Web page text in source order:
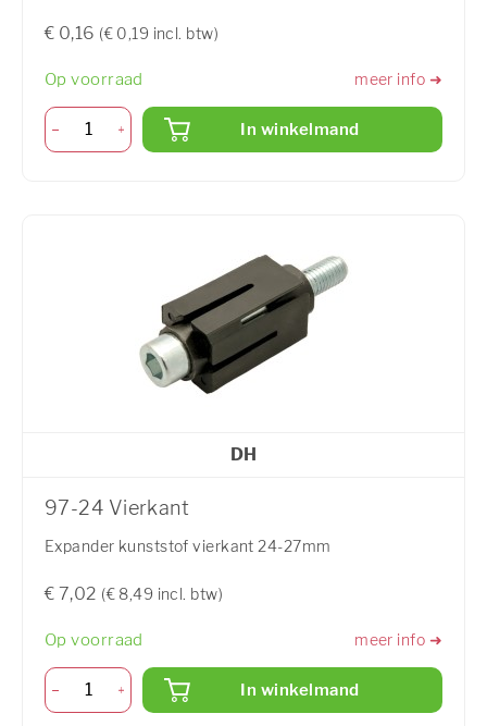
€ 0,16 (€ 0,19 incl. btw)
Op voorraad meer info ➜
In winkelmand
DH
97-24 Vierkant
Expander kunststof vierkant 24-27mm
€ 7,02 (€ 8,49 incl. btw)
Op voorraad meer info ➜
In winkelmand